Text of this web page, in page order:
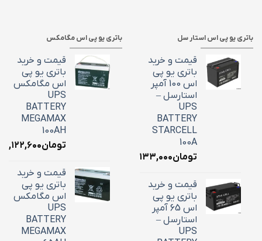
باتری یو پی اس استار سل
قیمت و خرید
باتری یو پی
اس 100 آمپر
استارسل –
UPS
BATTERY
STARCELL
100A
تومان۳۴,۱۳۳,۰۰۰
قیمت و خرید
باتری یو پی
اس 65 آمپر
استارسل –
UPS
باتری یو پی اس مگامکس
قیمت و خرید
باتری یو پی
اس مگامکس
UPS
BATTERY
MEGAMAX
100AH
تومان
قیمت و خرید
باتری یو پی
اس مگامکس
UPS
BATTERY
MEGAMAX